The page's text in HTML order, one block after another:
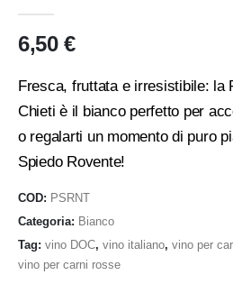
6,50 €
Fresca, fruttata e irresistibile: la
Chieti è il bianco perfetto per
o regalarti un momento di puro
Spiedo Rovente!
COD: PSRNT
Categoria: Bianco
Tag: vino DOC, vino italiano, vino per
vino per carni rosse